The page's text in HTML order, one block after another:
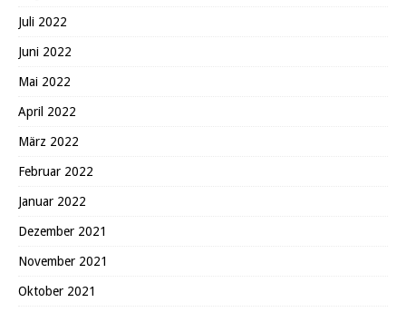
Juli 2022
Juni 2022
Mai 2022
April 2022
März 2022
Februar 2022
Januar 2022
Dezember 2021
November 2021
Oktober 2021